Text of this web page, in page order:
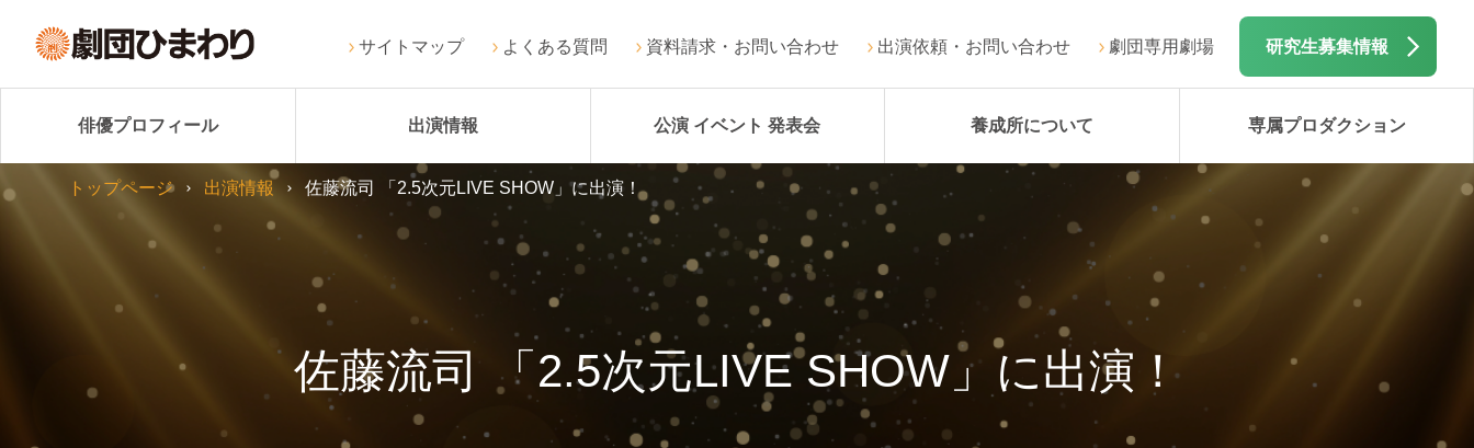
サイトマップ よくある質問 資料請求・お問い合わせ 出演依頼・お問い合わせ 劇団専用劇場 研究生募集情報
俳優プロフィール 出演情報 公演 イベント 発表会 養成所について 専属プロダクション
佐藤流司 「2.5次元LIVE SHOW」に出演！
トップページ 出演情報 佐藤流司 「2.5次元LIVE SHOW」に出演！